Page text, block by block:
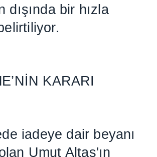
d ışında bir hızla
İN KARARI
iadeye dair beyanı
Umut Altaş'ın